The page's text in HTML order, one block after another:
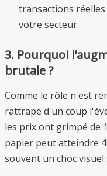
transactions
votre secteur.
3. Pourquoi
brutale ?
Comme le rôle n'est
rattrape d'un coup
les prix ont grimpé de
papier peut atteindre
souvent un choc